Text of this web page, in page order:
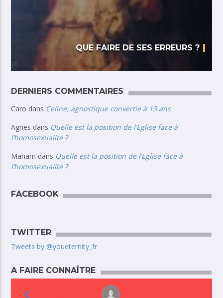
QUE FAIRE DE SES ERREURS ?
DERNIERS COMMENTAIRES
Caro dans Celine, agnostique convertie à 13 ans
Agnes dans Quelle est la position de l’Eglise face à
l’homosexualité ?
Mariam dans Quelle est la position de l’Eglise face à
l’homosexualité ?
FACEBOOK
TWITTER
Tweets by @youeternity_fr
A FAIRE CONNAÎTRE